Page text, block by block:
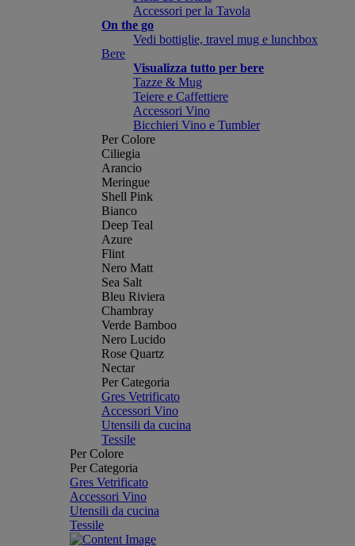
Accessori per la Tavola
On the go
Vedi bottiglie, travel mug e lunchbox
Bere
Visualizza tutto per bere
Tazze & Mug
Teiere e Caffettiere
Accessori Vino
Bicchieri Vino e Tumbler
Per Colore
Ciliegia
Arancio
Meringue
Shell Pink
Bianco
Deep Teal
Azure
Flint
Nero Matt
Sea Salt
Bleu Riviera
Chambray
Verde Bamboo
Nero Lucido
Rose Quartz
Nectar
Per Categoria
Gres Vetrificato
Accessori Vino
Utensili da cucina
Tessile
Per Colore
Per Categoria
Gres Vetrificato
Accessori Vino
Utensili da cucina
Tessile